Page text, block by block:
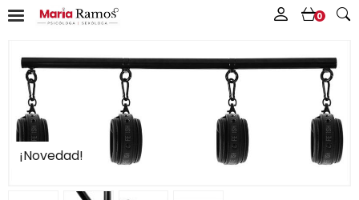
0
¡Novedad!